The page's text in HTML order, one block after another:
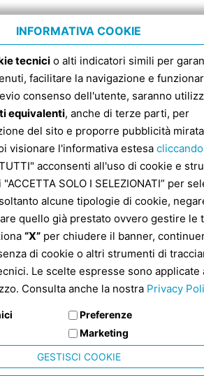
INFORMATIVA COOKIE
tecnici o alti indicatori simili per
facilitare la navigazione e
consenso dell'utente, saranno
equivalenti, anche di terze parti, per
del sito e proporre pubblicità
visionare l'informativa estesa
acconsenti all'uso di cookie e
SOLO I SELEZIONATI” per
alcune tipologie di cookie,
quello già prestato ovvero gestire le
“X” per chiudere il banner,
di cookie o altri strumenti di
Le scelte espresse sono applicate
Consulta anche la nostra Privacy
Preferenze
Marketing
GESTISCI COOKIE